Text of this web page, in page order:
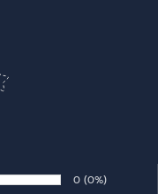
Number of rates:
0 Percentage of
(0%)